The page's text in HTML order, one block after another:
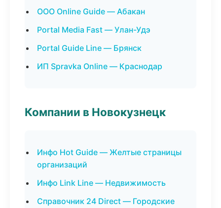
ООО Online Guide — Абакан
Portal Media Fast — Улан-Удэ
Portal Guide Line — Брянск
ИП Spravka Online — Краснодар
Компании в Новокузнецк
Инфо Hot Guide — Желтые страницы
организаций
Инфо Link Line — Недвижимость
Справочник 24 Direct — Городские